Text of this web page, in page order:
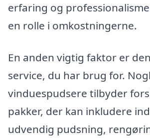
erfaring og
en rolle i omkostningerne.
En anden vigtig faktor er
service, du har brug for.
vinduespudsere tilbyder
pakker, der kan inkludere
udvendig pudsning,